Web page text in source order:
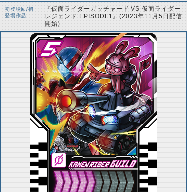
初登場回/初
登場作品
『仮面ライダーガッチャード VS 仮面ライダー
レジェンド EPISODE1』(2023年11月5日配信
開始)